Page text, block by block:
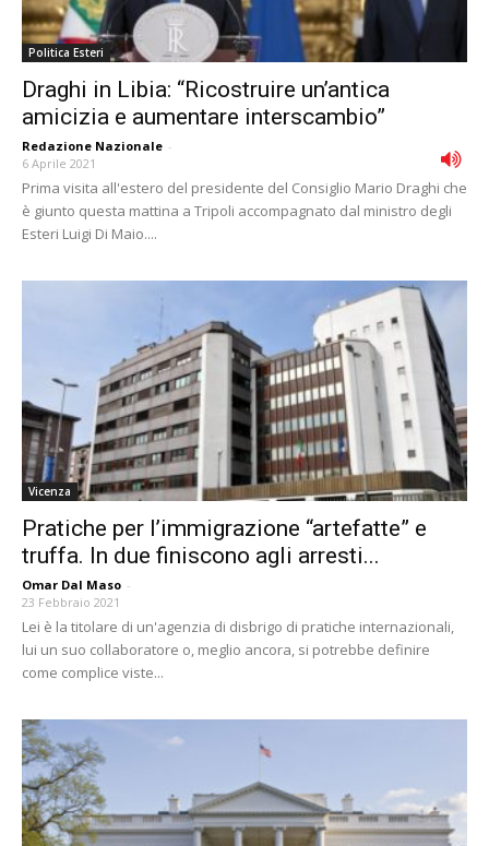
Politica Esteri
Draghi in Libia: “Ricostruire un’antica
amicizia e aumentare interscambio”
Redazione Nazionale -
6 Aprile 2021
Prima visita all'estero del presidente del Consiglio Mario Draghi che
è giunto questa mattina a Tripoli accompagnato dal ministro degli
Esteri Luigi Di Maio....
Vicenza
Pratiche per l’immigrazione “artefatte” e
truffa. In due finiscono agli arresti...
Omar Dal Maso -
23 Febbraio 2021
Lei è la titolare di un'agenzia di disbrigo di pratiche internazionali,
lui un suo collaboratore o, meglio ancora, si potrebbe definire
come complice viste...